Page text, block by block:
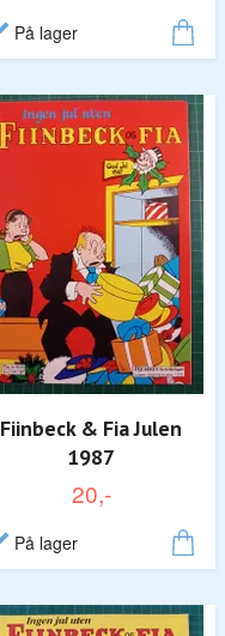
På lager
Fiinbeck & Fia Julen
1987
20,-
På lager